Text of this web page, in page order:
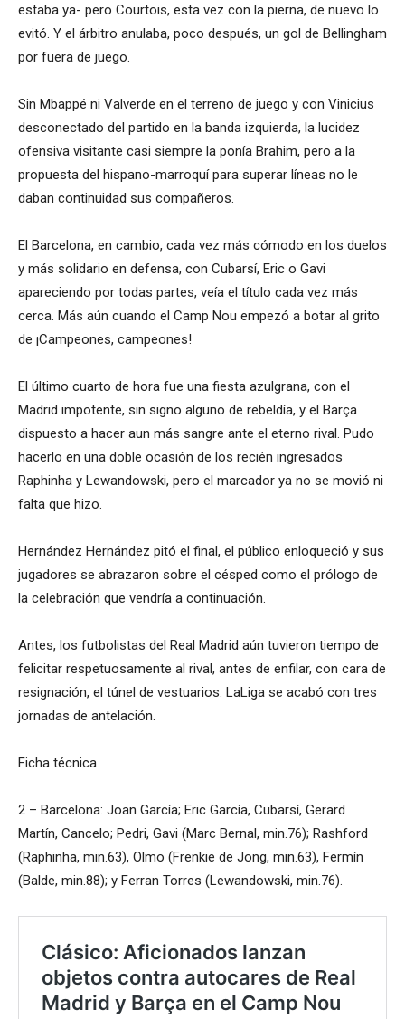
estaba ya- pero Courtois, esta vez con la pierna, de nuevo lo
evitó. Y el árbitro anulaba, poco después, un gol de Bellingham
por fuera de juego.
Sin Mbappé ni Valverde en el terreno de juego y con Vinicius
desconectado del partido en la banda izquierda, la lucidez
ofensiva visitante casi siempre la ponía Brahim, pero a la
propuesta del hispano-marroquí para superar líneas no le
daban continuidad sus compañeros.
El Barcelona, en cambio, cada vez más cómodo en los duelos
y más solidario en defensa, con Cubarsí, Eric o Gavi
apareciendo por todas partes, veía el título cada vez más
cerca. Más aún cuando el Camp Nou empezó a botar al grito
de ¡Campeones, campeones!
El último cuarto de hora fue una fiesta azulgrana, con el
Madrid impotente, sin signo alguno de rebeldía, y el Barça
dispuesto a hacer aun más sangre ante el eterno rival. Pudo
hacerlo en una doble ocasión de los recién ingresados
Raphinha y Lewandowski, pero el marcador ya no se movió ni
falta que hizo.
Hernández Hernández pitó el final, el público enloqueció y sus
jugadores se abrazaron sobre el césped como el prólogo de
la celebración que vendría a continuación.
Antes, los futbolistas del Real Madrid aún tuvieron tiempo de
felicitar respetuosamente al rival, antes de enfilar, con cara de
resignación, el túnel de vestuarios. LaLiga se acabó con tres
jornadas de antelación.
Ficha técnica
2 – Barcelona: Joan García; Eric García, Cubarsí, Gerard
Martín, Cancelo; Pedri, Gavi (Marc Bernal, min.76); Rashford
(Raphinha, min.63), Olmo (Frenkie de Jong, min.63), Fermín
(Balde, min.88); y Ferran Torres (Lewandowski, min.76).